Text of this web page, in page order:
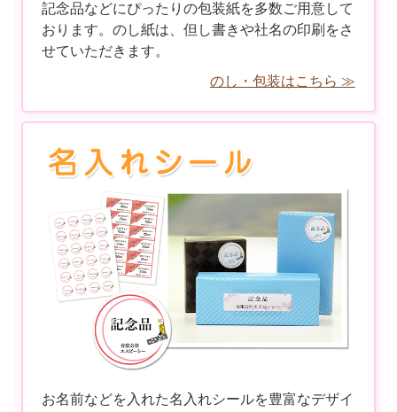
記念品などにぴったりの包装紙を多数ご用意して
おります。のし紙は、但し書きや社名の印刷をさ
せていただきます。
のし・包装はこちら ≫
お名前などを入れた名入れシールを豊富なデザイ